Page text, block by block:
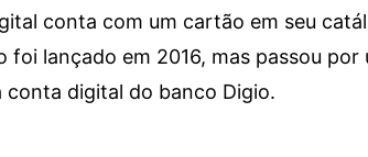
conta com um cartão em seu
foi lançado em 2016, mas passou por
conta digital do banco Digio.